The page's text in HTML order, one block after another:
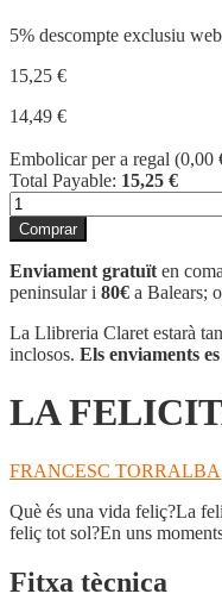
5% descompte exclusiu web
15,25 €
14,49 €
Embolicar per a regal (0,00
Total Payable: 15,25 €
quantitat
de
LA
FELICITAT
Comprar
Enviament gratuït en
peninsular i 80€ a Balears;
La Llibreria Claret estarà
inclosos. Els enviaments
LA
FRANCESC TORRALBA
Què és una vida feliç?La
feliç tot sol?En uns
Fitxa tècnica